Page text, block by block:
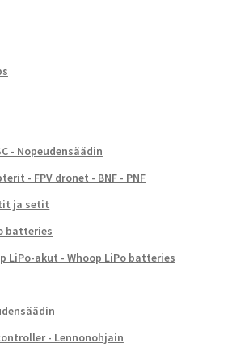
- Nopeudensäädin
- FPV dronet - BNF - PNF
ja setit
batteries
LiPo-akut - Whoop LiPo batteries
- Lennonohjain